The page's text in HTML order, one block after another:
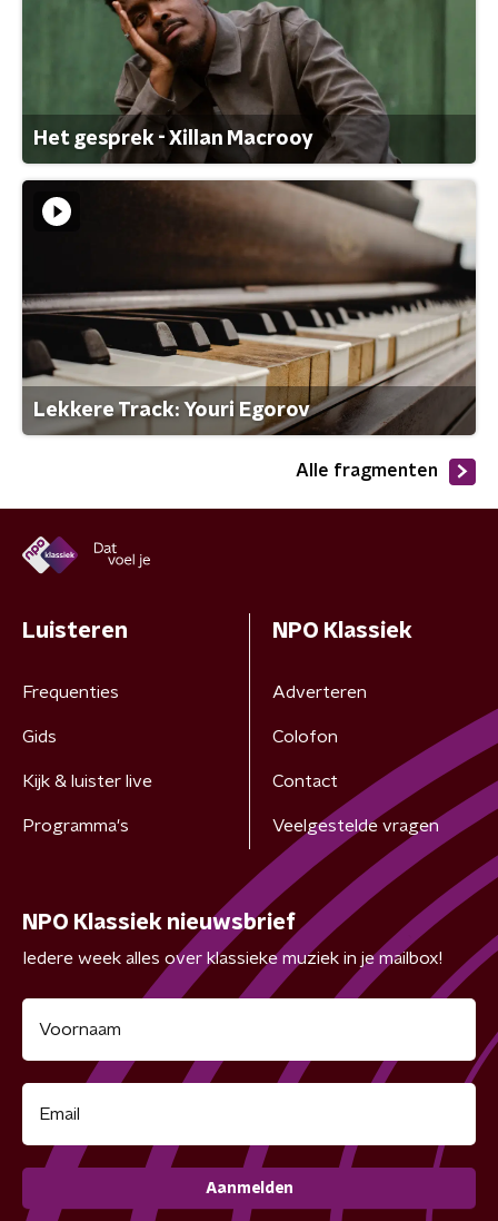
Het gesprek - Xillan Macrooy
Lekkere Track: Youri Egorov
Alle fragmenten
Luisteren
Frequenties
Gids
Kijk & luister live
Programma's
NPO Klassiek
Adverteren
Colofon
Contact
Veelgestelde vragen
NPO Klassiek nieuwsbrief
Iedere week alles over klassieke muziek in je mailbox!
Aanmelden